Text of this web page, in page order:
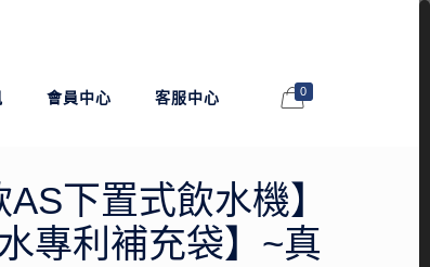
會員中心 客服中心 0
AS下置式飲水機】
專利補充袋】~真